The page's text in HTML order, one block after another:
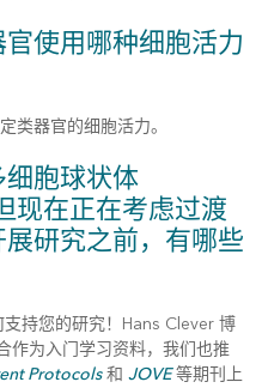
使用哪种细胞活力
类器官的细胞活力。
胞球状体
现在正在考虑过渡
研究之前，有哪些
持您的研究！Hans Clever 博
作为入门学习资料，我们也推
Protocols和 JOVE等期刊上